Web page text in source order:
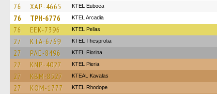
76 XAP-4665 ΚΤΕL Euboea
76 TPH-6776 KTEL Arcadia
76 EEK-7396 KTEL Pellas
27 KTA-6769 KTEL Thesprotia
27 PAE-8496 KTEL Florina
27 KNP-4027 KTEL Pieria
27 KBM-8527 KTEAL Kavalas
27 KOM-1777 KTEL Rhodope